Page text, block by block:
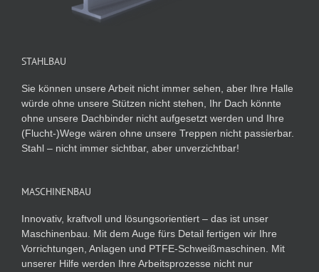
STAHLBAU
Sie können unsere Arbeit nicht immer sehen, aber Ihre Halle
würde ohne unsere Stützen nicht stehen, Ihr Dach könnte
ohne unsere Dachbinder nicht aufgesetzt werden und Ihre
(Flucht-)Wege wären ohne unsere Treppen nicht passierbar.
Stahl – nicht immer sichtbar, aber unverzichtbar!
MASCHINENBAU
Innovativ, kraftvoll und lösungsorientiert – das ist unser
Maschinenbau. Mit dem Auge fürs Detail fertigen wir Ihre
Vorrichtungen, Anlagen und PTFE-Schweißmaschinen. Mit
unserer Hilfe werden Ihre Arbeitsprozesse nicht nur